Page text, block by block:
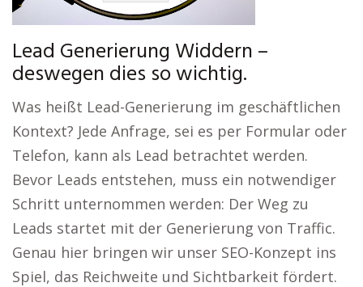
Lead Generierung Widdern –
deswegen dies so wichtig.
Was heißt Lead-Generierung im geschäftlichen
Kontext? Jede Anfrage, sei es per Formular oder
Telefon, kann als Lead betrachtet werden.
Bevor Leads entstehen, muss ein notwendiger
Schritt unternommen werden: Der Weg zu
Leads startet mit der Generierung von Traffic.
Genau hier bringen wir unser SEO-Konzept ins
Spiel, das Reichweite und Sichtbarkeit fördert.